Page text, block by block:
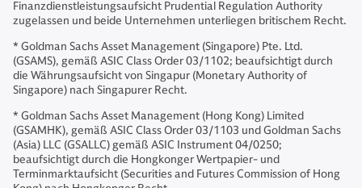
Finanzdienstleistungsaufsicht Prudential Regulation Authority
zugelassen und beide Unternehmen unterliegen britischem Recht.
* Goldman Sachs Asset Management (Singapore) Pte. Ltd.
(GSAMS), gemäß ASIC Class Order 03/1102; beaufsichtigt durch
die Währungsaufsicht von Singapur (Monetary Authority of
Singapore) nach Singapurer Recht.
* Goldman Sachs Asset Management (Hong Kong) Limited
(GSAMHK), gemäß ASIC Class Order 03/1103 und Goldman Sachs
(Asia) LLC (GSALLC) gemäß ASIC Instrument 04/0250;
beaufsichtigt durch die Hongkonger Wertpapier- und
Terminmarktaufsicht (Securities and Futures Commission of Hong